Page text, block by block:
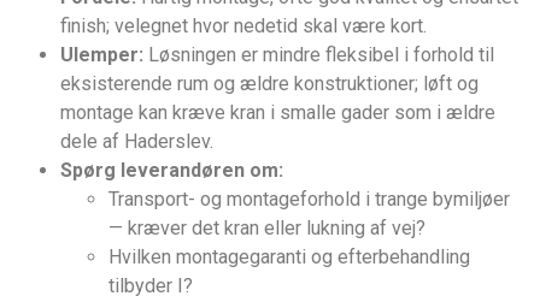
finish; velegnet hvor nedetid skal være kort.
Ulemper: Løsningen er mindre fleksibel i forhold til
eksisterende rum og ældre konstruktioner; løft og
montage kan kræve kran i smalle gader som i ældre
dele af Haderslev.
Spørg leverandøren om:
Transport- og montageforhold i trange bymiljøer
— kræver det kran eller lukning af vej?
Hvilken montagegaranti og efterbehandling
tilbyder I?